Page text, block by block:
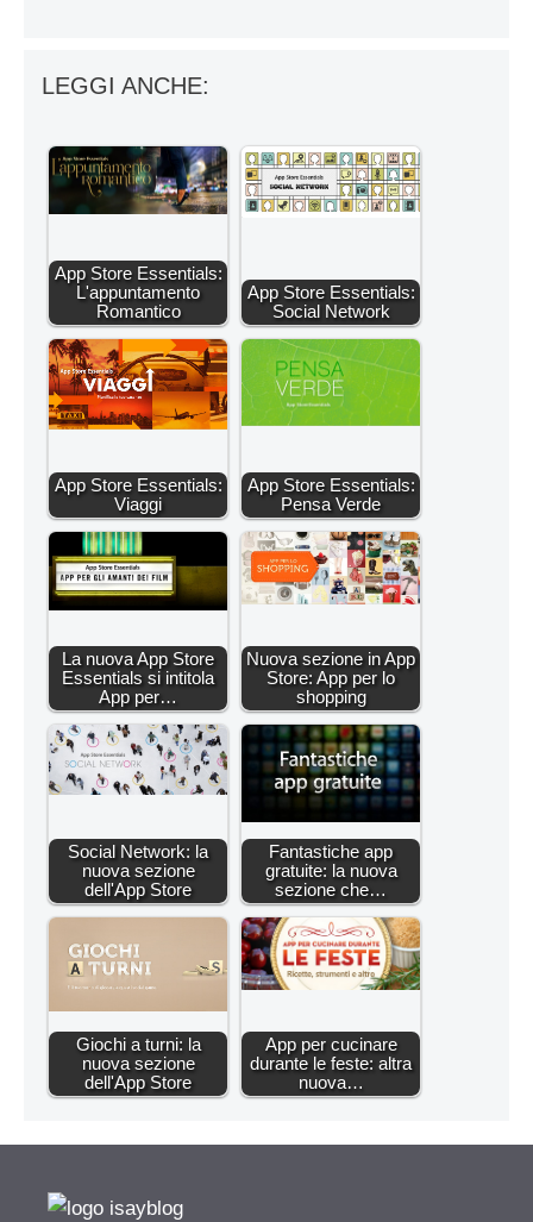
LEGGI ANCHE:
App Store Essentials:
L'appuntamento
Romantico
App Store Essentials:
Social Network
App Store Essentials:
Viaggi
App Store Essentials:
Pensa Verde
La nuova App Store
Essentials si intitola
App per…
Nuova sezione in App
Store: App per lo
shopping
Social Network: la
nuova sezione
dell'App Store
Fantastiche app
gratuite: la nuova
sezione che…
Giochi a turni: la
nuova sezione
dell'App Store
App per cucinare
durante le feste: altra
nuova…